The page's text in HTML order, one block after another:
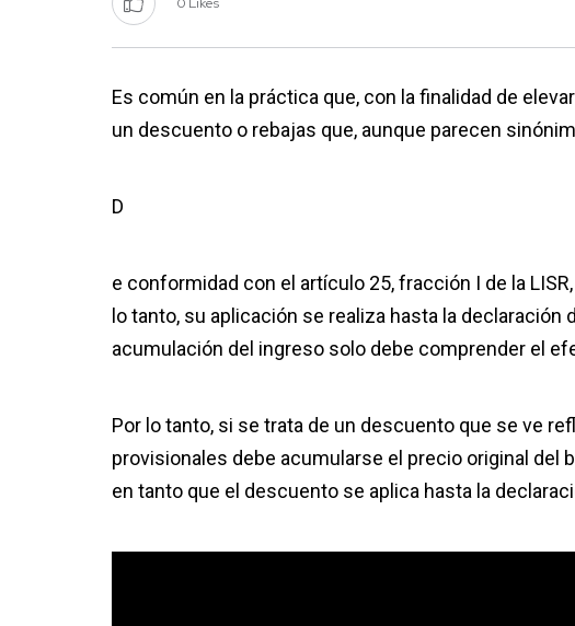
0 Likes
Es común en la práctica que, con la finalidad de
un descuento o rebajas que, aunque parecen
D
e conformidad con el artículo 25, fracción I de la
lo tanto, su aplicación se realiza hasta la
acumulación del ingreso solo debe comprender el
Por lo tanto, si se trata de un descuento que se ve
provisionales debe acumularse el precio original del
en tanto que el descuento se aplica hasta la